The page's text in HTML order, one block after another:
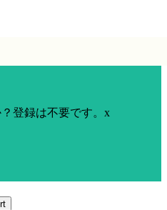
登録は不要です。 x